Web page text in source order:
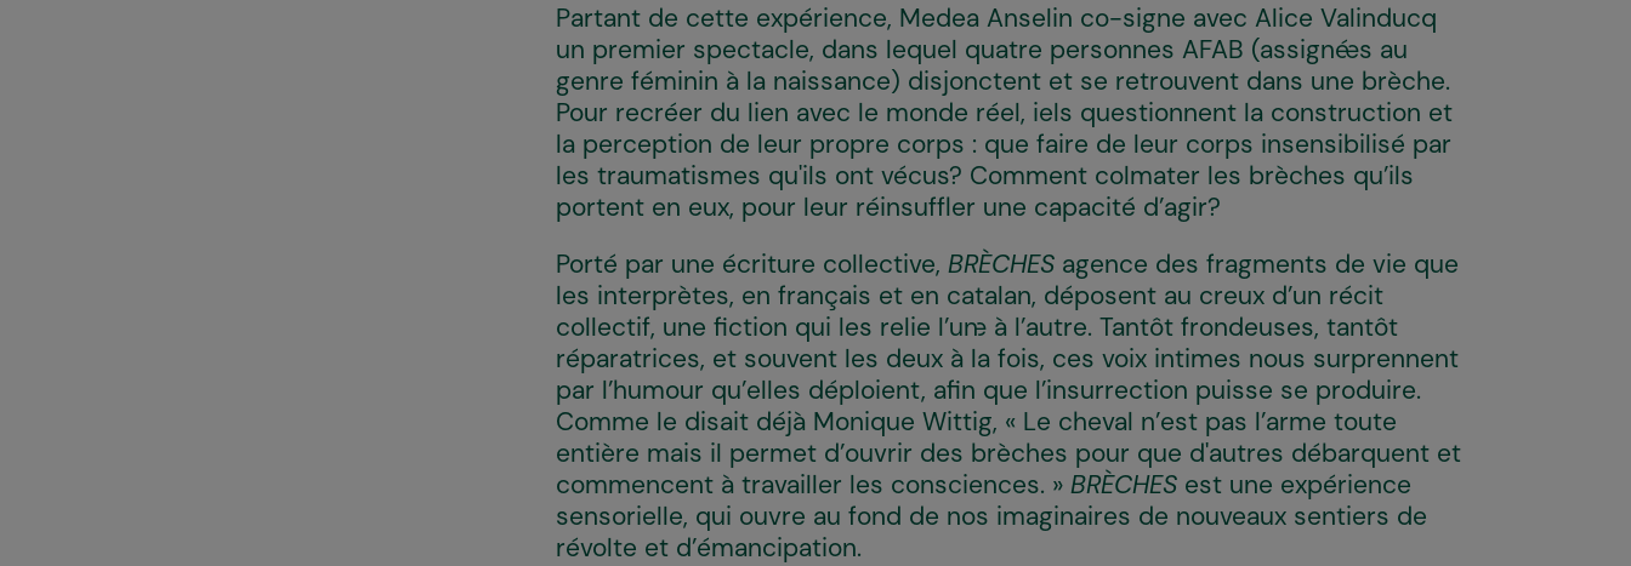
Partant de cette expérience, Medea Anselin co-signe avec Alice Valinducq
un premier spectacle, dans lequel quatre personnes AFAB (assigné·es au
genre féminin à la naissance) disjonctent et se retrouvent dans une brèche.
Pour recréer du lien avec le monde réel, iels questionnent la construction et
la perception de leur propre corps : que faire de leur corps insensibilisé par
les traumatismes qu'ils ont vécus? Comment colmater les brèches qu’ils
portent en eux, pour leur réinsuffler une capacité d’agir?
Porté par une écriture collective, BRÈCHES agence des fragments de vie que
les interprètes, en français et en catalan, déposent au creux d’un récit
collectif, une fiction qui les relie l’un·e à l’autre. Tantôt frondeuses, tantôt
réparatrices, et souvent les deux à la fois, ces voix intimes nous surprennent
par l’humour qu’elles déploient, afin que l’insurrection puisse se produire.
Comme le disait déjà Monique Wittig, « Le cheval n’est pas l’arme toute
entière mais il permet d’ouvrir des brèches pour que d'autres débarquent et
commencent à travailler les consciences. » BRÈCHES est une expérience
sensorielle, qui ouvre au fond de nos imaginaires de nouveaux sentiers de
révolte et d’émancipation.